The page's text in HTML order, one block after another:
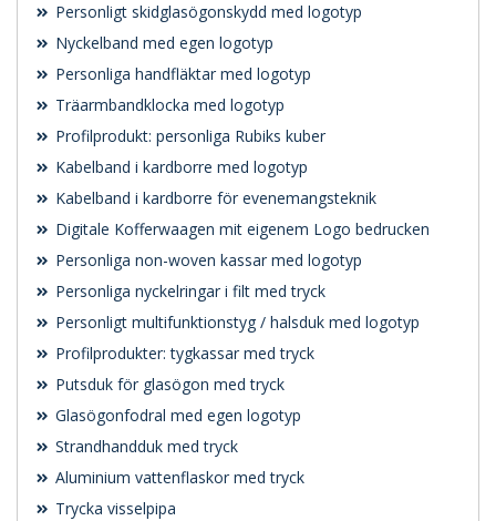
Personligt skidglasögonskydd med logotyp
Nyckelband med egen logotyp
Personliga handfläktar med logotyp
Träarmbandklocka med logotyp
Profilprodukt: personliga Rubiks kuber
Kabelband i kardborre med logotyp
Kabelband i kardborre för evenemangsteknik
Digitale Kofferwaagen mit eigenem Logo bedrucken
Personliga non-woven kassar med logotyp
Personliga nyckelringar i filt med tryck
Personligt multifunktionstyg / halsduk med logotyp
Profilprodukter: tygkassar med tryck
Putsduk för glasögon med tryck
Glasögonfodral med egen logotyp
Strandhandduk med tryck
Aluminium vattenflaskor med tryck
Trycka visselpipa